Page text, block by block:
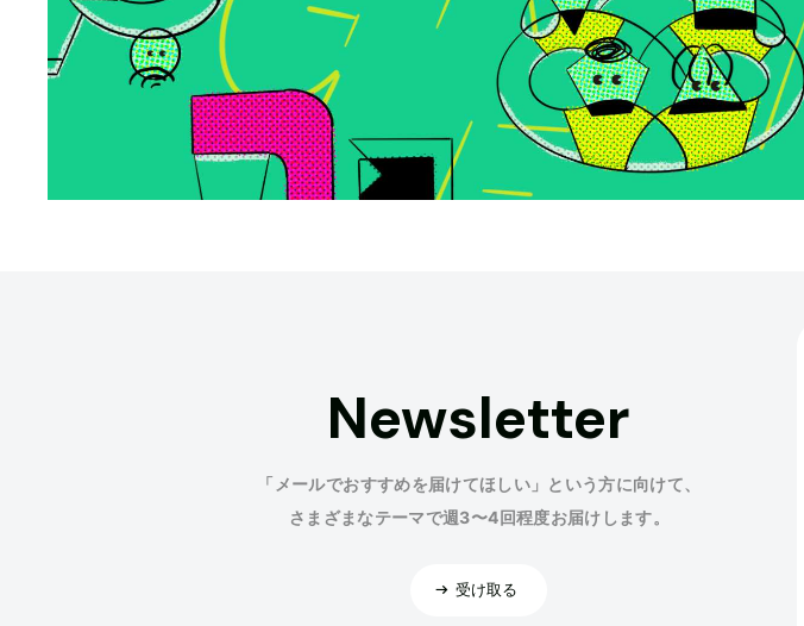
Newsletter
「メールでおすすめを届けてほしい」という方に向けて、
さまざまなテーマで週3〜4回程度お届けします。
受け取る